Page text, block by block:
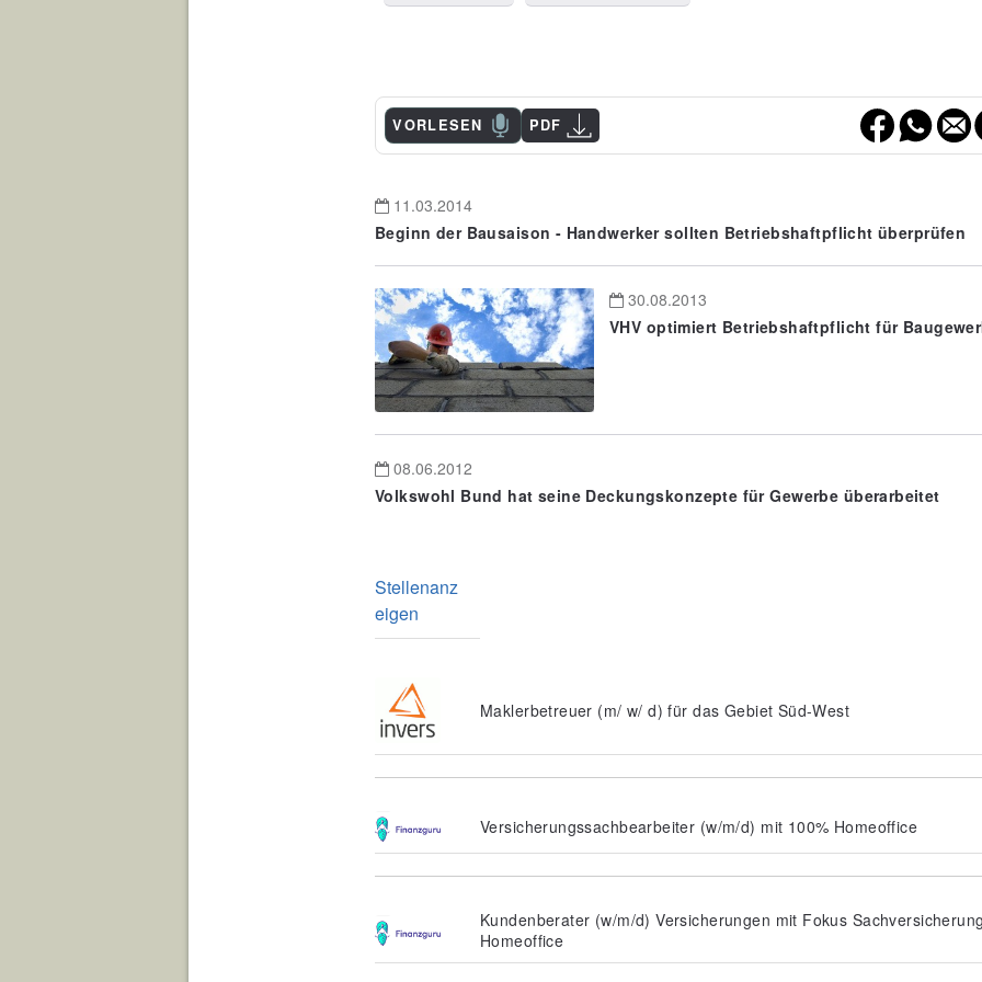
VORLESEN PDF
11.03.2014
Beginn der Bausaison - Handwerker sollten Betriebshaftpflicht überprüfen
30.08.2013
VHV optimiert Betriebshaftpflicht für
08.06.2012
Volkswohl Bund hat seine Deckungskonzepte für Gewerbe überarbeitet
Stellenanz
eigen
Maklerbetreuer (m/ w/ d) für das Gebiet Süd-West
Versicherungssachbearbeiter (w/m/d) mit 100% Homeoffice
Kundenberater (w/m/d) Versicherungen mit Fokus
Homeoffice